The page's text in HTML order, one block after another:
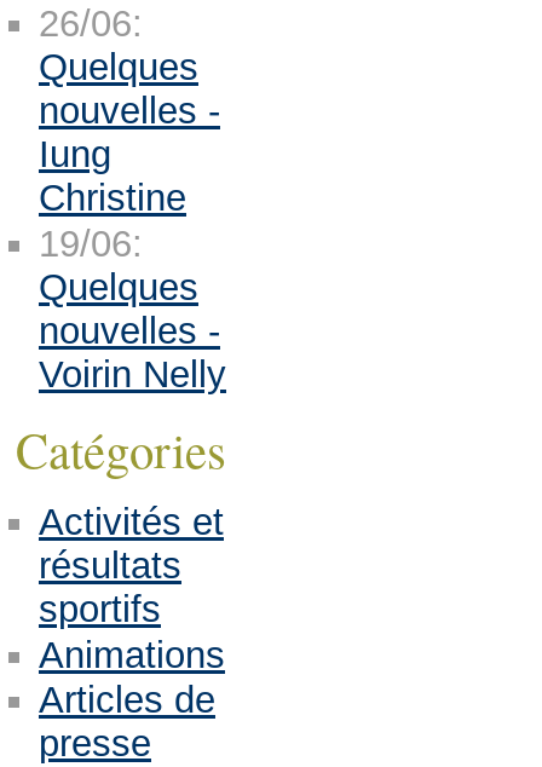
26/06:
Quelques
nouvelles -
Iung
Christine
19/06:
Quelques
nouvelles -
Voirin Nelly
Catégories
Activités et
résultats
sportifs
Animations
Articles de
presse